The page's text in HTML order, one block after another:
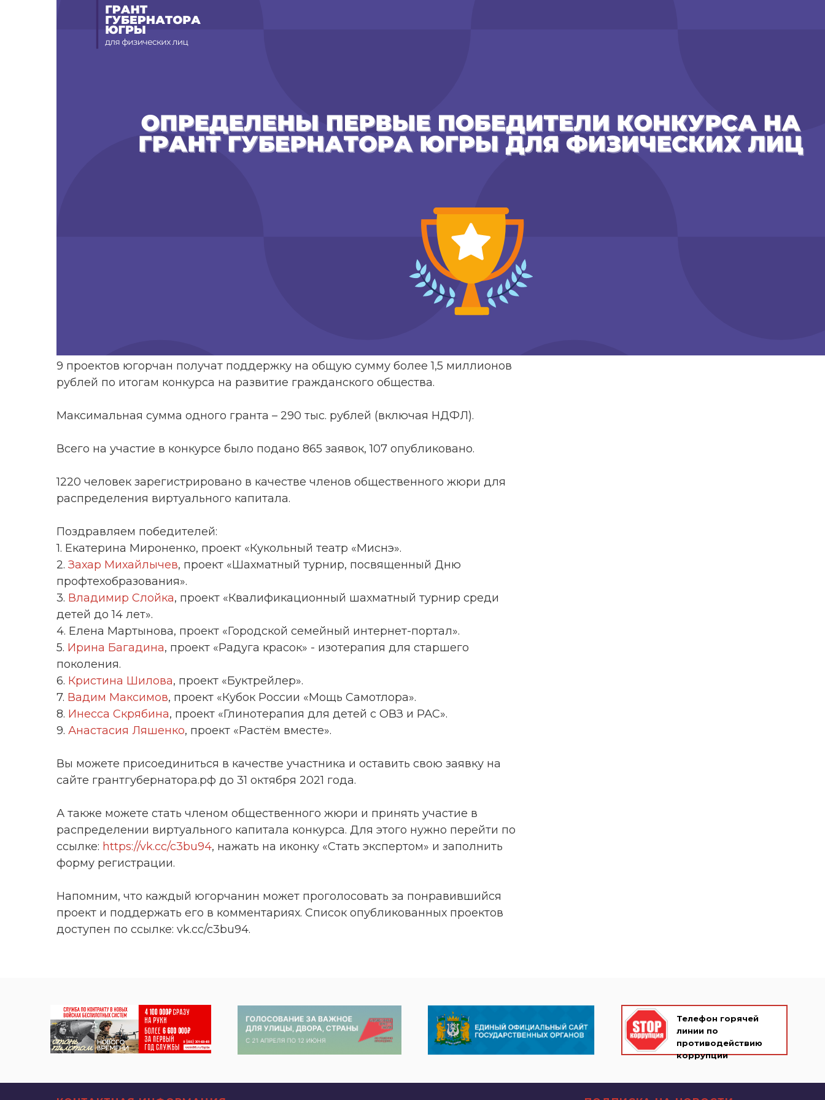
9 проектов югорчан получат поддержку на общую сумму более 1,5 миллионов
рублей по итогам конкурса на развитие гражданского общества.
Максимальная сумма одного гранта – 290 тыс. рублей (включая НДФЛ).
Всего на участие в конкурсе было подано 865 заявок, 107 опубликовано.
1220 человек зарегистрировано в качестве членов общественного жюри для
распределения виртуального капитала.
Поздравляем победителей:
1. Екатерина Мироненко, проект «Кукольный театр «Миснэ».
2. Захар Михайлычев, проект «Шахматный турнир, посвященный Дню
профтехобразования».
3. Владимир Слойка, проект «Квалификационный шахматный турнир среди
детей до 14 лет».
4. Елена Мартынова, проект «Городской семейный интернет-портал».
5. Ирина Багадина, проект «Радуга красок» - изотерапия для старшего
поколения.
6. Кристина Шилова, проект «Буктрейлер».
7. Вадим Максимов, проект «Кубок России «Мощь Самотлора».
8. Инесса Скрябина, проект «Глинотерапия для детей с ОВЗ и РАС».
9. Анастасия Ляшенко, проект «Растём вместе».
Вы можете присоединиться в качестве участника и оставить свою заявку на
сайте грантгубернатора.рф до 31 октября 2021 года.
А также можете стать членом общественного жюри и принять участие в
распределении виртуального капитала конкурса. Для этого нужно перейти по
ссылке: https://vk.cc/c3bu94, нажать на иконку «Стать экспертом» и заполнить
форму регистрации.
Напомним, что каждый югорчанин может проголосовать за понравившийся
проект и поддержать его в комментариях. Список опубликованных проектов
доступен по ссылке: vk.cc/c3bu94.
Телефон горячей
линии по
противодействию
коррупции